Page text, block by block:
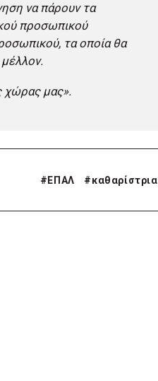
να πάρουν τα
προσωπικού
τα οποία θα
χώρας μας».
# ΕΠΑΛ #καθαρίστρια